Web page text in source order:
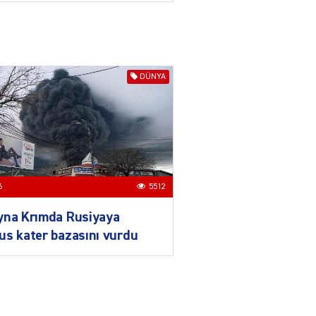
daha da möhkəmlənir
Prezident İlham Əliyevin
Qırğızıstana dövlət səfəri
münasibətlərdə yeni tarixi
mərhələ kimi dəyərləndirilir
03.08.2026
münasibətləri
bərabərhüquqlu
tərəfdaşlığa və yüksək
etimada söykənən
müttəfiqlik modelidir
DÜNYA
5512
Krımda Rusiyaya
kater bazasını vurdu